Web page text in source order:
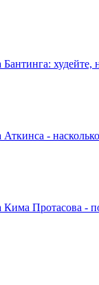
Бантинга: худейте,
Аткинса -
Кима Протасова -